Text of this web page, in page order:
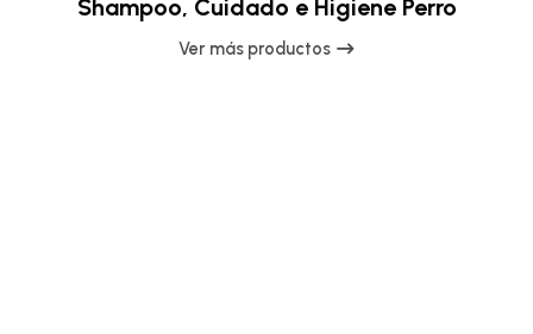
Shampoo, Cuidado e Higiene Perro
Ver más productos